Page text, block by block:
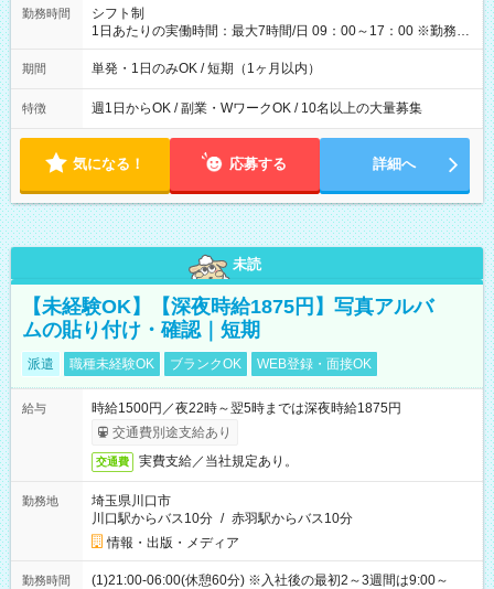
間】試用期間なし
勤務時間
シフト制
1日あたりの実働時間：最大7時間/日 09：00～17：00 ※勤務時
間は 試験により異なります。
期間 単発・1日のみOK / 短期（1ヶ月以内）
特徴 週1日からOK / 副業・WワークOK / 10名以上の大量募集
気になる！ 応募する 詳細へ
未読
【未経験OK】【深夜時給1875円】写真アルバ
ムの貼り付け・確認｜短期
派遣 職種未経験OK ブランクOK WEB登録・面接OK
給与
時給1500円／夜22時～翌5時までは深夜時給1875円
交通費別途支給あり
交通費 実費支給／当社規定あり。
勤務地
埼玉県川口市
川口駅からバス10分 / 赤羽駅からバス10分
情報・出版・メディア
勤務時間
(1)21:00-06:00(休憩60分) ※入社後の最初2～3週間は9:00～